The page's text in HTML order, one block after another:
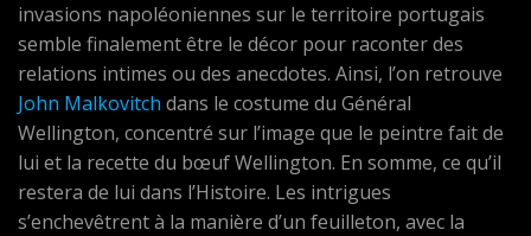
invasions napoléoniennes sur le territoire portugais
semble finalement être le décor pour raconter des
relations intimes ou des anecdotes. Ainsi, l’on retrouve
John Malkovitch dans le costume du Général
Wellington, concentré sur l’image que le peintre fait de
lui et la recette du bœuf Wellington. En somme, ce qu’il
restera de lui dans l’Histoire. Les intrigues
s’enchevêtrent à la manière d’un feuilleton, avec la